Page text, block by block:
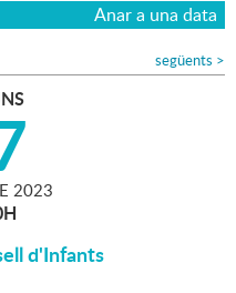
Anar a una data
següents >
2023
d'Infants